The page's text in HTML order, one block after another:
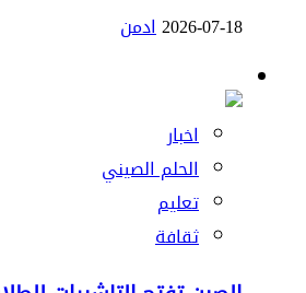
2026-07-18ادمن
اخبار
الحلم الصيني
تعليم
ثقافة